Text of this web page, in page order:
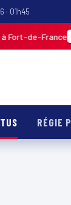
· 01h45
MARTINIQUE
RÉGIE